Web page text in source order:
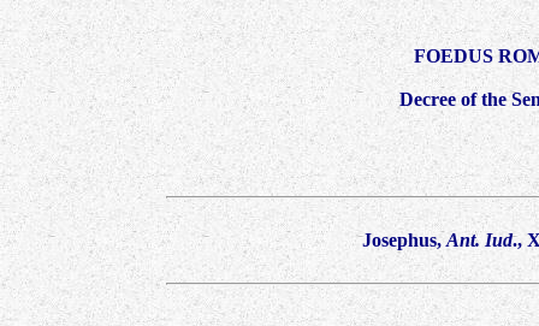
FOEDUS
Decree of the
Josephus, Ant. Iud.,